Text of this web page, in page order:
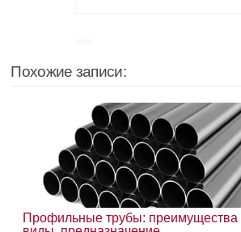
Похожие записи:
Профильные трубы: преимущества